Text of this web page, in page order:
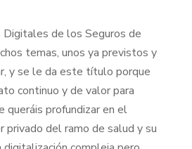
Digitales de los Seguros de
temas, unos ya previstos y
y se le da este título porque
continuo y de valor para
queráis profundizar en el
privado del ramo de salud y su